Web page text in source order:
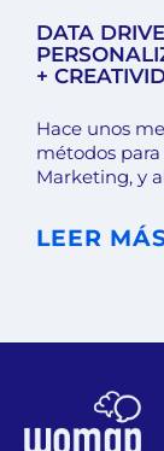
DATA
+
Hace unos
métodos
Marketing, y
LEER